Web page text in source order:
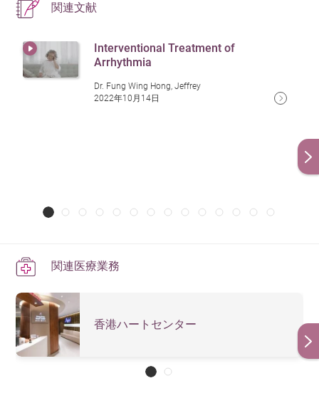
関連文献
Interventional Treatment of
Arrhythmia
Dr. Fung Wing Hong, Jeffrey
2022年10月14日
関連医療業務
香港ハートセンター